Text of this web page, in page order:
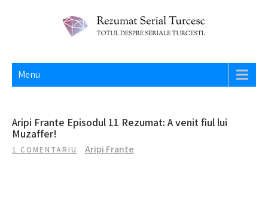
REZUMAT SERIAL TURCESC
Menu
Aripi Frante Episodul 11 Rezumat: A venit fiul lui
Muzaffer!
1 COMENTARIU Aripi Frante